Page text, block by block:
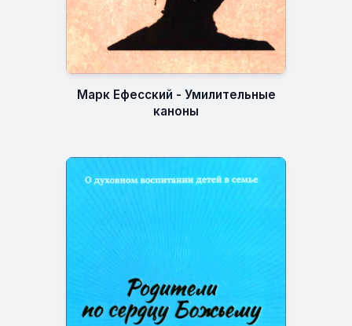
Марк Ефесский - Умилительные
каноны